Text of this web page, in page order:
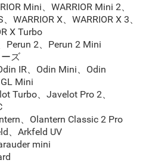
Mini、WARRIOR Mini 2、
WARRIOR X、WARRIOR X 3、
X Turbo
Perun 2、Perun 2 Mini
ズ
IR、Odin Mini、Odin
Mini
Turbo、Javelot Pro 2、
、Olantern Classic 2 Pro
、Arkfeld UV
mini